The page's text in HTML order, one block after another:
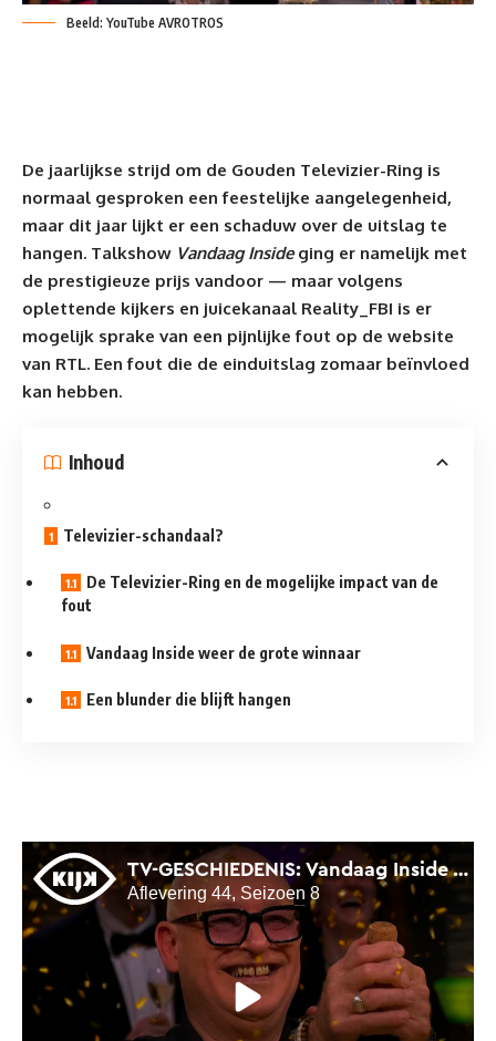
Beeld: YouTube AVROTROS
De jaarlijkse strijd om de Gouden Televizier-Ring is
normaal gesproken een feestelijke aangelegenheid,
maar dit jaar lijkt er een schaduw over de uitslag te
hangen. Talkshow Vandaag Insideging er namelijk met
de prestigieuze prijs vandoor — maar volgens
oplettende kijkers en juicekanaal Reality_FBI is er
mogelijk sprake van een pijnlijke fout op de website
van RTL. Een fout die de einduitslag zomaar beïnvloed
kan hebben.
Inhoud
Televizier-schandaal?
De Televizier-Ring en de mogelijke impact van de
fout
Vandaag Inside weer de grote winnaar
Een blunder die blijft hangen